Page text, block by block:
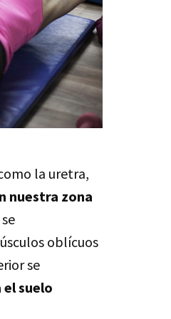
la uretra,
nuestra zona
oblícuos
se
el suelo